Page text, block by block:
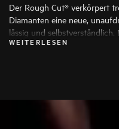
Der Rough Cut® verkörpert
Diamanten eine neue,
lässig und
Arm getragen, zur Uhr
WEITERLESEN